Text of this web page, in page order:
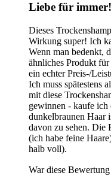
Liebe für immer!
Dieses
Wirkung super! Ich
Wenn man bedenkt,
ähnliches Produkt
ein echter Preis-/
Ich muss spätestens
mit diese
gewinnen - kaufe
dunkelbraunen Haar
davon zu sehen. Die
(ich habe feine
halb voll).
War diese